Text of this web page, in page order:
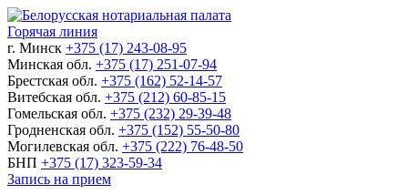
Горячая линия
г. Минск +375 (17) 243-08-95
Минская обл. +375 (17) 251-07-94
Брестская обл. +375 (162) 52-14-57
Витебская обл. +375 (212) 60-85-15
Гомельская обл. +375 (232) 29-39-48
Гродненская обл. +375 (152) 55-50-80
Могилевская обл. +375 (222) 76-48-50
БНП +375 (17) 323-59-34
Запись на прием